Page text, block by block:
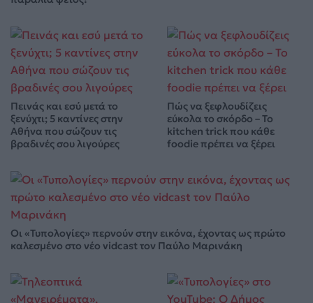
Πεινάς και εσύ μετά το
ξενύχτι; 5 καντίνες στην
Αθήνα που σώζουν τις
βραδινές σου λιγούρες
Πώς να ξεφλουδίζεις
εύκολα το σκόρδο – Το
kitchen trick που κάθε
foodie πρέπει να ξέρει
Οι «Τυπολογίες» περνούν στην εικόνα, έχοντας ως πρώτο
καλεσμένο στο νέο vidcast τον Παύλο Μαρινάκη